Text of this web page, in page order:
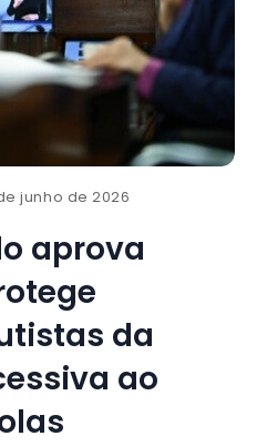
junho de 2026
aprova
da
ao